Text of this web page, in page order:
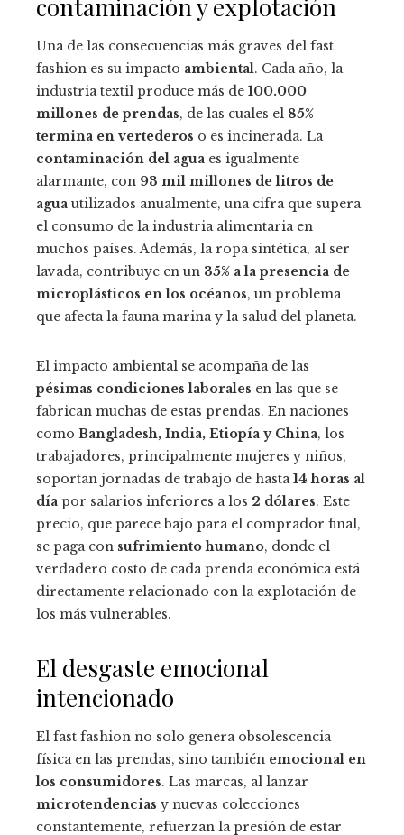
contaminación y explotación
Una de las consecuencias más graves del fast
fashion es su impacto ambiental. Cada año, la
industria textil produce más de 100.000
millones de prendas, de las cuales el 85%
termina en vertederos o es incinerada. La
contaminación del agua es igualmente
alarmante, con 93 mil millones de litros de
agua utilizados anualmente, una cifra que supera
el consumo de la industria alimentaria en
muchos países. Además, la ropa sintética, al ser
lavada, contribuye en un 35% a la presencia de
microplásticos en los océanos, un problema
que afecta la fauna marina y la salud del planeta.
El impacto ambiental se acompaña de las
pésimas condiciones laborales en las que se
fabrican muchas de estas prendas. En naciones
como Bangladesh, India, Etiopía y China, los
trabajadores, principalmente mujeres y niños,
soportan jornadas de trabajo de hasta14 horas al
día por salarios inferiores a los 2 dólares. Este
precio, que parece bajo para el comprador final,
se paga con sufrimiento humano, donde el
verdadero costo de cada prenda económica está
directamente relacionado con la explotación de
los más vulnerables.
El desgaste emocional
intencionado
El fast fashion no solo genera obsolescencia
física en las prendas, sino también emocional en
los consumidores. Las marcas, al lanzar
microtendencias y nuevas colecciones
constantemente, refuerzan la presión de estar